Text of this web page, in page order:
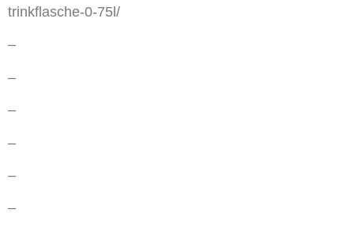
trinkflasche-0-75l/
–
–
–
–
–
–